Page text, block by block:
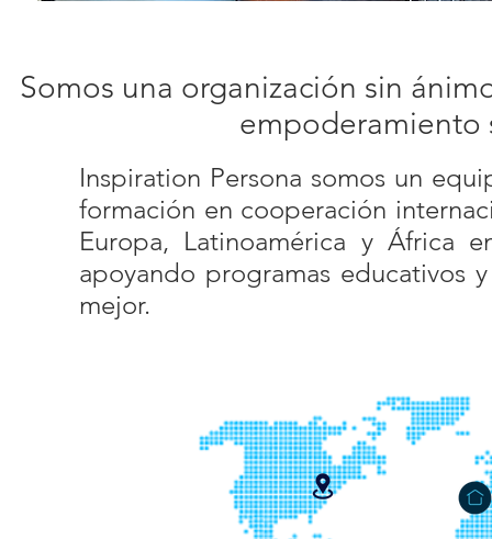
​Somos una organización sin
empoderamiento
Inspiration Persona somos un
formación en cooperación
Europa, Latinoamérica y África
apoyando programas educativos
mejor.